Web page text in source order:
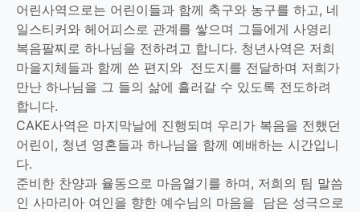
어린사역으로는 어린이들과 함께 축구와 농구를 하고, 네
일스티커와 헤어피스로 관계를 쌓으며 그들에게 사영리
복음팔찌로 하나님을 전하려고 합니다. 청년사역은 저희
마을지체들과 함께 쓴 편지와 전도지를 전달하며 저희가
만난 하나님을 그 들의 삶에 흘러갈 수 있도록 전도하려
합니다.
CAKE사역은 마지막날에 진행되며 우리가 복음을 전했던
어린이, 청년 영혼들과 하나님을 함께 예배하는 시간입니
다.
준비한 찬양과 율동으로 마음열기를 하며, 저희의 팀 말씀
인 사마리아 여인을 향한 예수님의 마음을 담은 성극으로